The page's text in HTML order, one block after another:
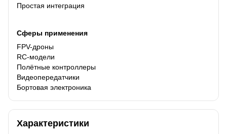
Простая интеграция
Сферы применения
FPV-дроны
RC-модели
Полётные контроллеры
Видеопередатчики
Бортовая электроника
Характеристики